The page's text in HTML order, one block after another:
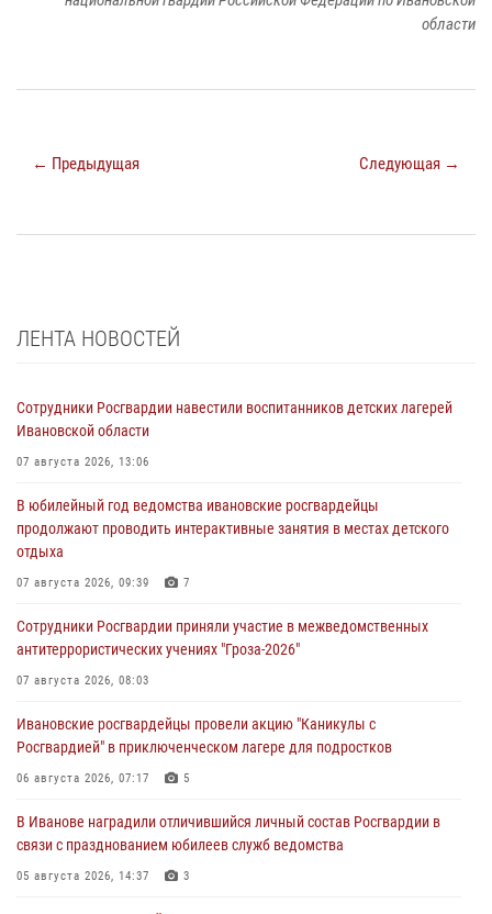
области
← Предыдущая Следующая →
ЛЕНТА НОВОСТЕЙ
Сотрудники Росгвардии навестили воспитанников детских лагерей
Ивановской области
07 августа 2026, 13:06
В юбилейный год ведомства ивановские росгвардейцы
продолжают проводить интерактивные занятия в местах детского
отдыха
07 августа 2026, 09:39 7
Сотрудники Росгвардии приняли участие в межведомственных
антитеррористических учениях "Гроза-2026"
07 августа 2026, 08:03
Ивановские росгвардейцы провели акцию "Каникулы с
Росгвардией" в приключенческом лагере для подростков
06 августа 2026, 07:17 5
В Иванове наградили отличившийся личный состав Росгвардии в
связи с празднованием юбилеев служб ведомства
05 августа 2026, 14:37 3